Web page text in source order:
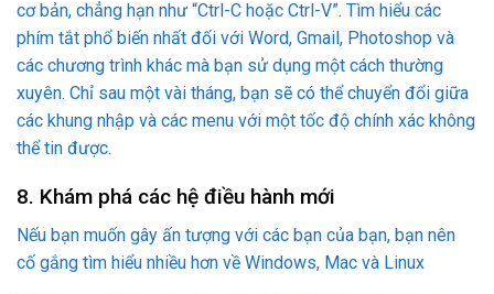
Nếu bạn muốn gây ấn tượng với các bạn của bạn, bạn nên
cố gắng tìm hiểu nhiều hơn về Windows, Mac và Linux
thấy một cách dễ dàng, vì vậy việc học thêm về mỗi hệ thống
không phải là một nhiệm vụ khó khăn. Điều thú vị là có rất
nhiều phần mềm ngày nay cho phép bạn cài đặt các hệ điều
hành khác trên máy tính của bạn, do đó bạn có thể chuyển